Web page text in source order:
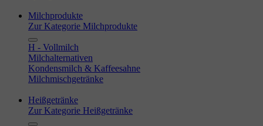
Milchprodukte
Zur Kategorie Milchprodukte
H - Vollmilch
Milchalternativen
Kondensmilch & Kaffeesahne
Milchmischgetränke
Heißgetränke
Zur Kategorie Heißgetränke